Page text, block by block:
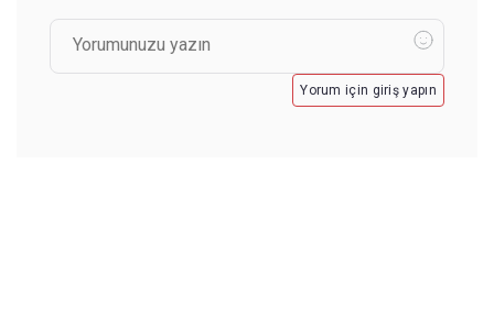
Yorum için giriş yapın